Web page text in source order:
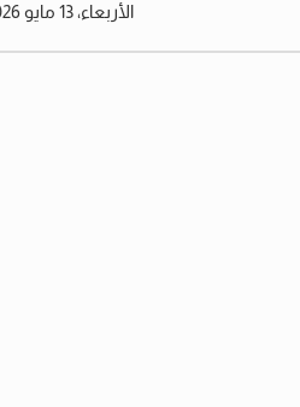
الأربعاء، 13 مايو 2026 12:20 مساءً